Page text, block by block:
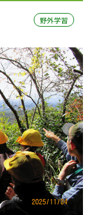
野外学習